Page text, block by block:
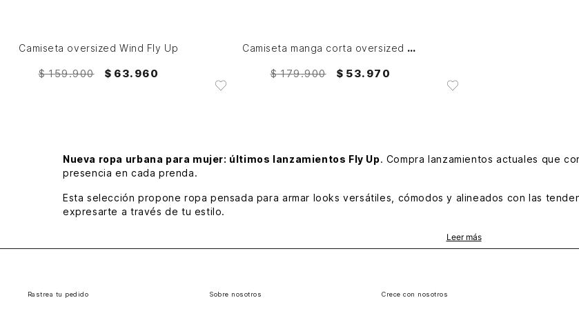
Camiseta oversized Wind Fly Up
$ 159.900 $ 63. 960
Camiseta manga corta oversized Stellar Fly Up
$ 179.900 $ 53. 970
Nueva ropa urbana para mujer: últimos lanzamientos Fly Up. Compra lanzamientos actuales que
presencia en cada prenda.
Esta selección propone ropa pensada para armar looks versátiles, cómodos y alineados con las
expresarte a través de tu estilo.
Pantalones y joggers de la nueva colección
Leer más
Rastrea tu pedido Sobre nosotros Crece con nosotros